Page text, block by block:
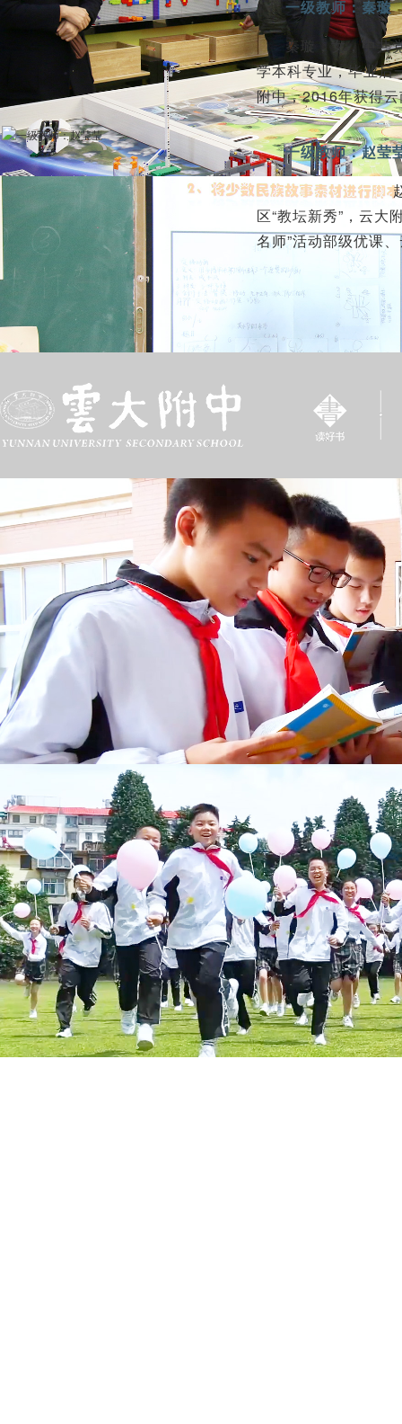
一级教师：秦璇
秦璇，女，中共
学本科专业，毕业后
附中，2016年获得
一级教师：赵莹
赵莹莹，女
区“教坛新秀”，云大
名师”活动部级优课